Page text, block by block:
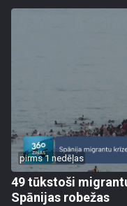
pirms 1 nedēļas
49 tūkstoši
Spānijas robežas